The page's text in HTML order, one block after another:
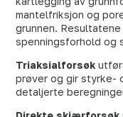
mantelfriksjon og
grunnen.
spenningsforhold og
Triaksialforsøk
prøver og gir styrke-
detaljerte